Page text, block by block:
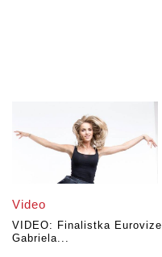
Video
VIDEO: Finalistka Eurovize
Gabriela...